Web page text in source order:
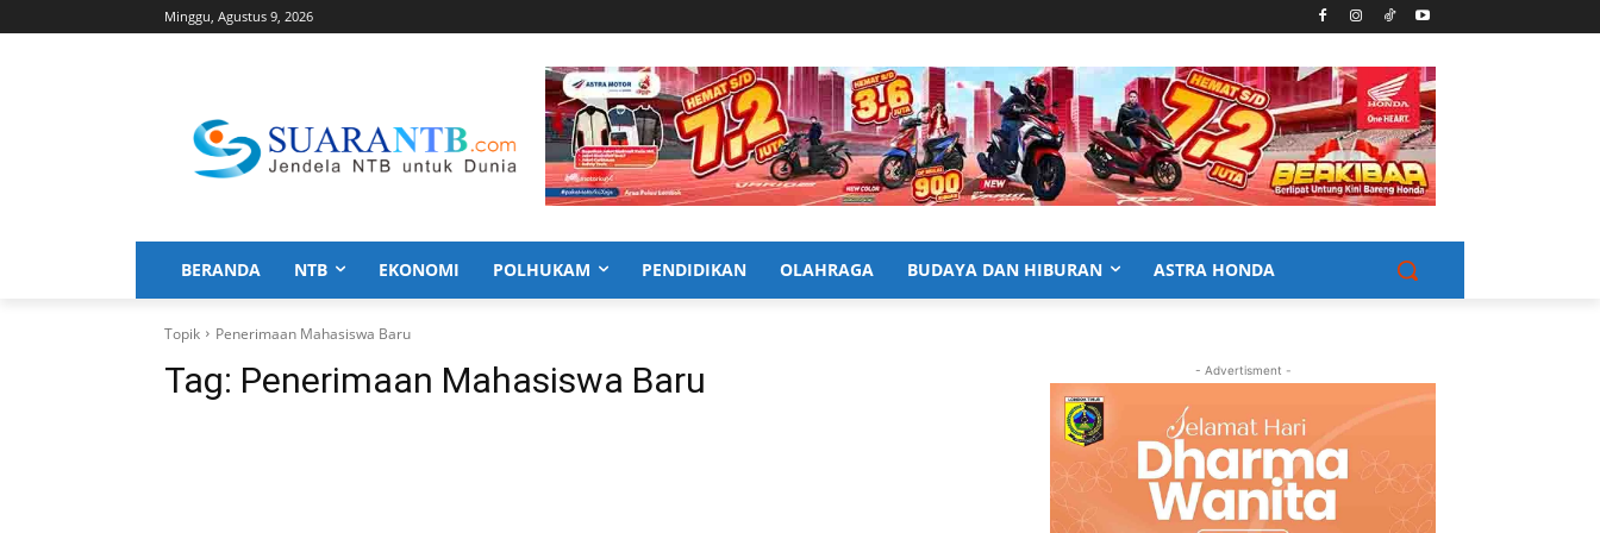
Minggu, Agustus 9, 2026
BERANDA NTB EKONOMI POLHUKAM PENDIDIKAN OLAHRAGA BUDAYA DAN HIBURAN ASTRA HONDA
Topik Penerimaan Mahasiswa Baru
Tag: Penerimaan Mahasiswa Baru - Advertisment -